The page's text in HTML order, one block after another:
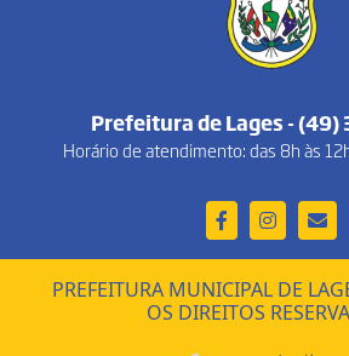
Prefeitura de Lages - (49)
Horário de atendimento: das 8h às
PREFEITURA MUNICIPAL DE
OS DIREITOS